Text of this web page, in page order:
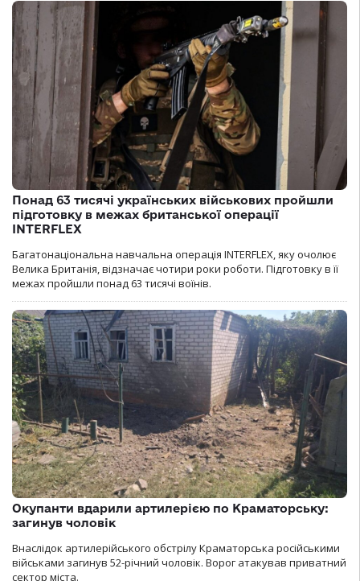
Понад 63 тисячі українських військових пройшли
підготовку в межах британської операції
INTERFLEX
Багатонаціональна навчальна операція INTERFLEX, яку очолює
Велика Британія, відзначає чотири роки роботи. Підготовку в її
межах пройшли понад 63 тисячі воїнів.
Окупанти вдарили артилерією по Краматорську:
загинув чоловік
Внаслідок артилерійського обстрілу Краматорська російськими
військами загинув 52-річний чоловік. Ворог атакував приватний
сектор міста.